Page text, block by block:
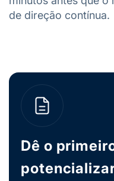
de direção contínua.
Dê o